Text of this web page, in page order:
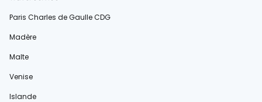
Paris Charles de Gaulle CDG
Madère
Malte
Venise
Islande